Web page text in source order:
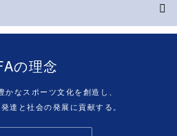
の理念
かなスポーツ文化を創造し、
達と社会の発展に貢献する。